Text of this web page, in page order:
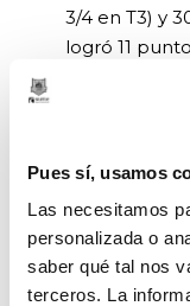
Pues sí, usamos
Las necesitamos
personalizada o
saber qué tal nos
terceros. La
3/4 en T3) y
logró 11
primer
Baloncesto
Campeonato
Huelva del